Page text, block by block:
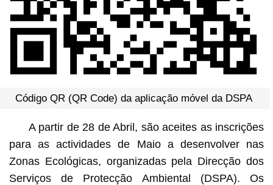
Código QR (QR Code) da aplicação móvel da DSPA
A partir de 28 de Abril, são aceites as inscrições
para as actividades de Maio a desenvolver nas
Zonas Ecológicas, organizadas pela Direcção dos
Serviços de Protecção Ambiental (DSPA). Os